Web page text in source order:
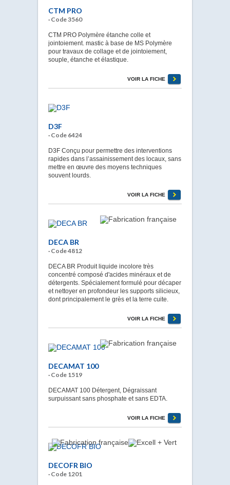
CTM PRO
· Code 3560
CTM PRO Polymère étanche colle et
jointoiement. mastic à base de MS Polymère
pour travaux de collage et de jointoiement,
souple, étanche et élastique.
VOIR LA FICHE
D3F
· Code 6424
D3F Conçu pour permettre des interventions
rapides dans l’assainissement des locaux, sans
mettre en œuvre des moyens techniques
souvent lourds.
VOIR LA FICHE
DECA BR
· Code 4812
DECA BR Produit liquide incolore très
concentré composé d'acides minéraux et de
détergents. Spécialement formulé pour décaper
et nettoyer en profondeur les supports silicieux,
dont principalement le grès et la terre cuite.
VOIR LA FICHE
DECAMAT 100
· Code 1519
DECAMAT 100 Détergent, Dégraissant
surpuissant sans phosphate et sans EDTA.
VOIR LA FICHE
DECOFR BIO
· Code 1201